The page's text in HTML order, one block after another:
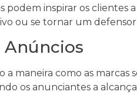
podem inspirar os clientes
ou se tornar um defensor
Anúncios
maneira como as marcas
os anunciantes a